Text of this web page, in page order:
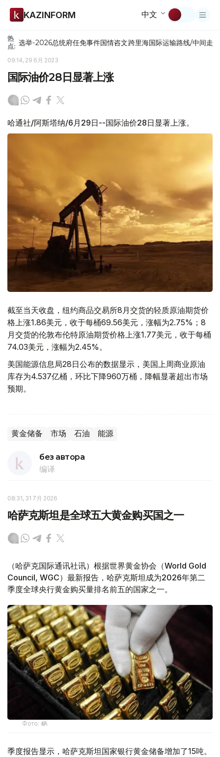
KAZINFORM 中文
热
点: 选举-2026总统府任免事件国情咨文跨里海国际运输路线/中间走廊
09:14, 29 6月 2023
国际油价28日显著上涨
哈通社/阿斯塔纳/6月29日--国际油价28日显著上涨。
截至当天收盘，纽约商品交易所8月交货的轻质原油期货价
格上涨1.86美元，收于每桶69.56美元，涨幅为2.75%；8
月交货的伦敦布伦特原油期货价格上涨1.77美元，收于每桶
74.03美元，涨幅为2.45%。
美国能源信息局28日公布的数据显示，美国上周商业原油
库存为4.537亿桶，环比下降960万桶，降幅显著超出市场
预期。
黄金储备 市场 石油 能源
без автора
编译
08:31, 31 7月 2026
哈萨克斯坦是全球五大黄金购买国之一
（哈萨克国际通讯社讯）根据世界黄金协会（World Gold
Council, WGC）最新报告，哈萨克斯坦成为2026年第二
季度全球央行黄金购买量排名前五的国家之一。
Фото: ӨзА
季度报告显示，哈萨克斯坦国家银行黄金储备增加了15吨。